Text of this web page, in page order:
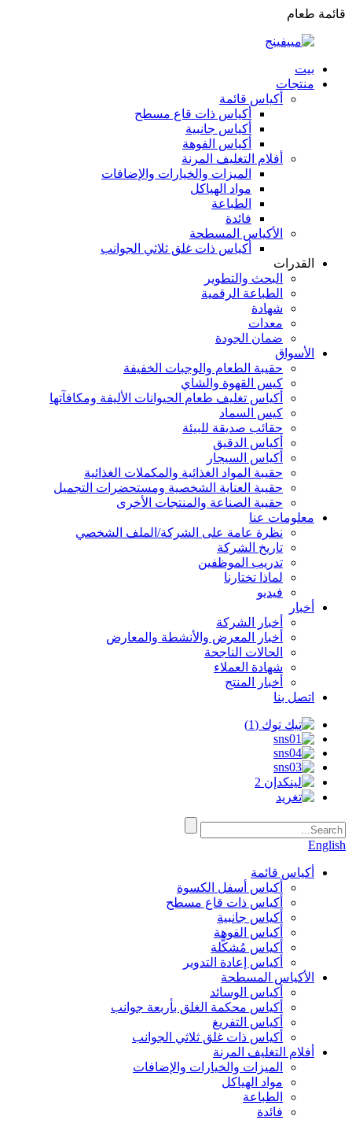
قائمة طعام
بيت
منتجات
أكياس قائمة
أكياس ذات قاع مسطح
أكياس جانبية
أكياس الفوهة
أفلام التغليف المرنة
الميزات والخيارات والإضافات
مواد الهياكل
الطباعة
فائدة
الأكياس المسطحة
أكياس ذات غلق ثلاثي الجوانب
القدرات
البحث والتطوير
الطباعة الرقمية
شهادة
معدات
ضمان الجودة
الأسواق
حقيبة الطعام والوجبات الخفيفة
كيس القهوة والشاي
أكياس تغليف طعام الحيوانات الأليفة ومكافآتها
كيس السماد
حقائب صديقة للبيئة
أكياس الدقيق
أكياس السيجار
حقيبة المواد الغذائية والمكملات الغذائية
حقيبة العناية الشخصية ومستحضرات التجميل
حقيبة الصناعة والمنتجات الأخرى
معلومات عنا
نظرة عامة على الشركة/الملف الشخصي
تاريخ الشركة
تدريب الموظفين
لماذا تختارنا
فيديو
أخبار
أخبار الشركة
أخبار المعرض والأنشطة والمعارض
الحالات الناجحة
شهادة العملاء
أخبار المنتج
اتصل بنا
English
أكياس قائمة
أكياس أسفل الكسوة
أكياس ذات قاع مسطح
أكياس جانبية
أكياس الفوهة
أكياس مُشكَّلة
أكياس إعادة التدوير
الأكياس المسطحة
أكياس الوسائد
أكياس محكمة الغلق بأربعة جوانب
أكياس التفريغ
أكياس ذات غلق ثلاثي الجوانب
أفلام التغليف المرنة
الميزات والخيارات والإضافات
مواد الهياكل
الطباعة
فائدة